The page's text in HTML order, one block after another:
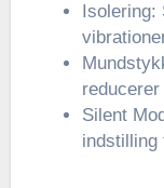
Silent
indstilling